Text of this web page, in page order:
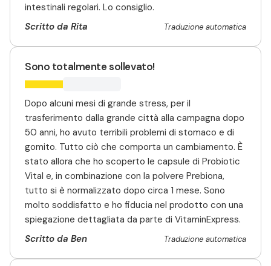
intestinali regolari. Lo consiglio.
Scritto da Rita
Traduzione automatica
Sono totalmente sollevato!
Dopo alcuni mesi di grande stress, per il
trasferimento dalla grande città alla campagna dopo
50 anni, ho avuto terribili problemi di stomaco e di
gomito. Tutto ciò che comporta un cambiamento. È
stato allora che ho scoperto le capsule di Probiotic
Vital e, in combinazione con la polvere Prebiona,
tutto si è normalizzato dopo circa 1 mese. Sono
molto soddisfatto e ho fiducia nel prodotto con una
spiegazione dettagliata da parte di VitaminExpress.
Scritto da Ben
Traduzione automatica